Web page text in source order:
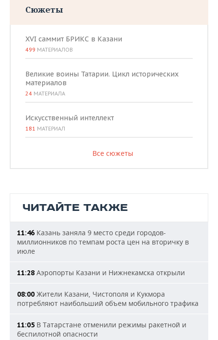
Сюжеты
XVI саммит БРИКС в Казани
499 МАТЕРИАЛОВ
Великие воины Татарии. Цикл исторических
материалов
24 МАТЕРИАЛА
Искусственный интеллект
181 МАТЕРИАЛ
Все сюжеты
ЧИТАЙТЕ ТАКЖЕ
11:46 Казань заняла 9 место среди городов-
миллионников по темпам роста цен на вторичку в
июле
11:28 Аэропорты Казани и Нижнекамска открыли
08:00 Жители Казани, Чистополя и Кукмора
потребляют наибольший объем мобильного трафика
11:05 В Татарстане отменили режимы ракетной и
беспилотной опасности